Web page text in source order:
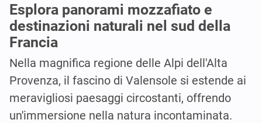
Esplora panorami mozzafiato e
destinazioni naturali nel sud della
Francia
Nella magnifica regione delle Alpi dell'Alta
Provenza, il fascino di Valensole si estende ai
meravigliosi paesaggi circostanti, offrendo
un'immersione nella natura incontaminata.